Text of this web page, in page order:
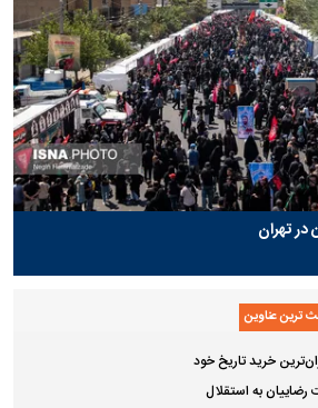
در تهران
ترین عناوین
خرید تاریخ خود
به استقلال